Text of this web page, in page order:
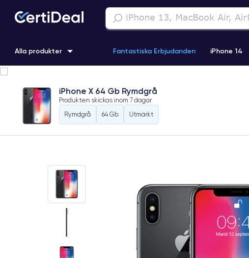
Alla produkter Fantastiska Erbjudanden iPhone 14
iPhone 11 Pro iPhone 15 Pro
iPhone X 64 Gb Rymdgrå
Produkten skickas inom 7 dagar
Rymdgrå
64 Gb Utmärkt